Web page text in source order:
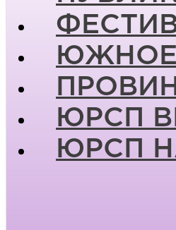
ЮЖНОЕ
ЮРСП
ЮРСП